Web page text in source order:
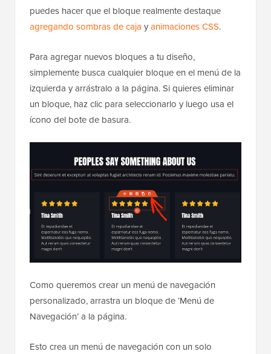
puedes hacer que el bloque realmente destaque
agregando sombras de caja yanimaciones CSS.
Para agregar nuevos bloques a tu diseño,
simplemente busca cualquier bloque en el menú de la
izquierda y arrástralo a la página. Si quieres eliminar
un bloque, haz clic para seleccionarlo y luego usa el
ícono del bote de basura.
Como queremos crear un menú de navegación
personalizado, arrastra un bloque de ‘Menú de
Navegación’ a la página.
Esto crea un menú de navegación con un solo